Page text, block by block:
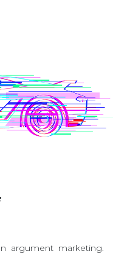
argument marketing.